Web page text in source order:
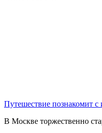
Путешествие познакомит с
В Москве торжественно